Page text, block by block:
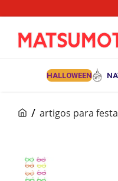
HALLOWEEN
artigos para festa